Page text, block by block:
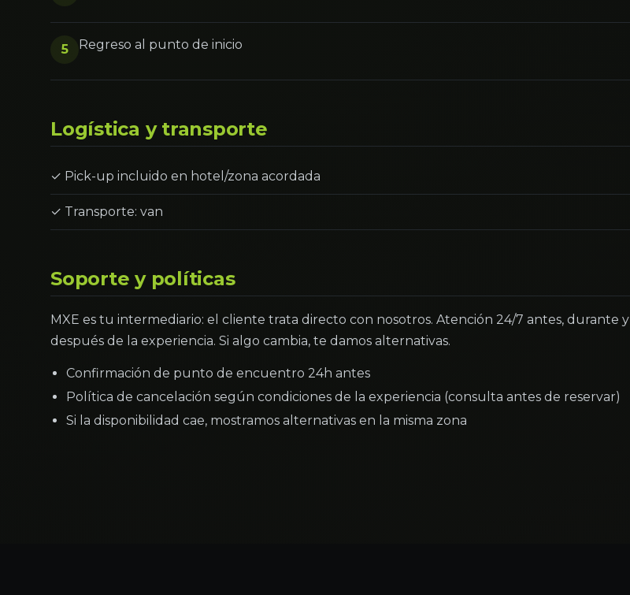
5 Regreso al punto de inicio
Logística y transporte
✓ Pick-up incluido en hotel/zona acordada
✓ Transporte: van
Soporte y políticas
MXE es tu intermediario: el cliente trata directo con nosotros. Atención 24/7 antes, durante y
después de la experiencia. Si algo cambia, te damos alternativas.
Confirmación de punto de encuentro 24h antes
Política de cancelación según condiciones de la experiencia (consulta antes de reservar)
Si la disponibilidad cae, mostramos alternativas en la misma zona